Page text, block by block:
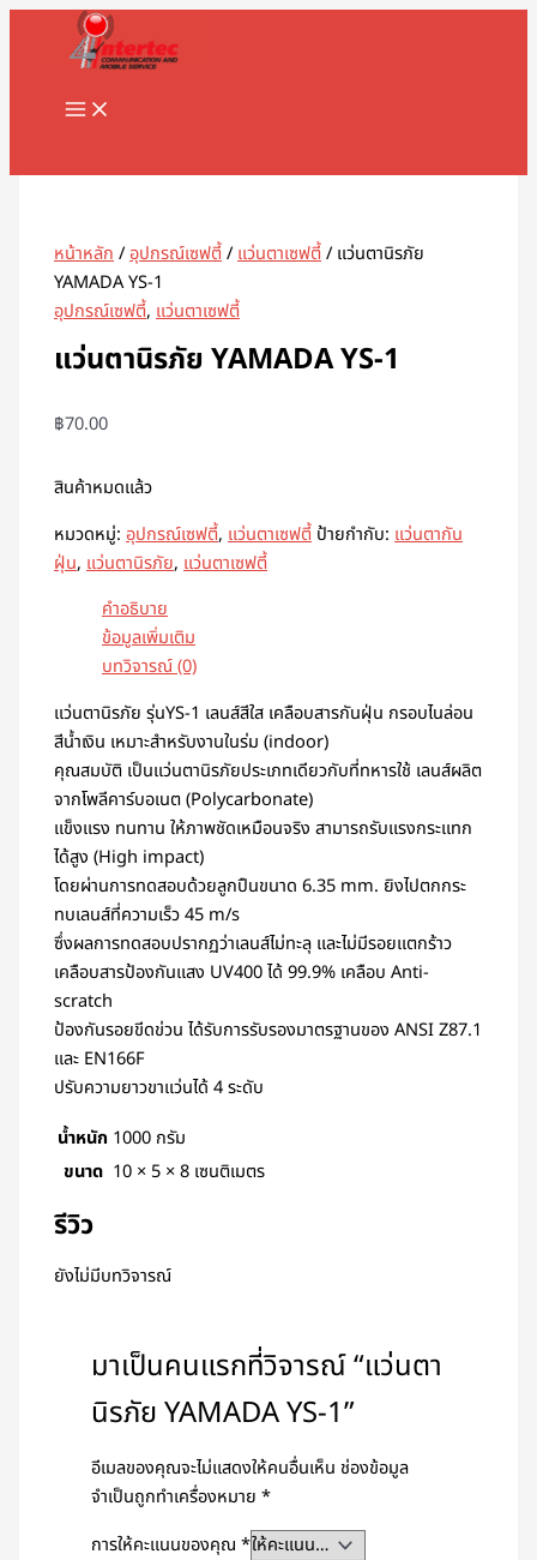
Skip
MAIN
MENU
หน้าหลัก/อุปกรณ์เซฟตี้/แว่นตาเซฟตี้/ แว่นตานิรภัย
YAMADA YS-1
อุปกรณ์เซฟตี้,แว่นตาเซฟตี้
แว่นตานิรภัย YAMADA YS-1
฿70.00
สินค้าหมดแล้ว
หมวดหมู่:อุปกรณ์เซฟตี้,แว่นตาเซฟตี้ ป้ายกำกับ:แว่นตากัน
ฝุ่น,แว่นตานิรภัย,แว่นตาเซฟตี้
คำอธิบาย
ข้อมูลเพิ่มเติม
บทวิจารณ์ (0)
แว่นตานิรภัย รุ่นYS-1 เลนส์สีใส เคลือบสารกันฝุ่น กรอบไนล่อน
สีน้ำเงิน เหมาะสำหรับงานในร่ม (indoor)
คุณสมบัติ เป็นแว่นตานิรภัยประเภทเดียวกับที่ทหารใช้ เลนส์ผลิต
จากโพลีคาร์บอเนต (Polycarbonate)
แข็งแรง ทนทาน ให้ภาพชัดเหมือนจริง สามารถรับแรงกระแทก
ได้สูง (High impact)
โดยผ่านการทดสอบด้วยลูกปืนขนาด 6.35 mm. ยิงไปตกกระ
ทบเลนส์ที่ความเร็ว 45 m/s
ซึ่งผลการทดสอบปรากฏว่าเลนส์ไม่ทะลุ และไม่มีรอยแตกร้าว
เคลือบสารป้องกันแสง UV400 ได้ 99.9% เคลือบ Anti-
scratch
ป้องกันรอยขีดข่วน ได้รับการรับรองมาตรฐานของ ANSI Z87.1
และ EN166F
ปรับความยาวขาแว่นได้ 4 ระดับ
น้ำหนัก 1000 กรัม
ขนาด 10 × 5 × 8 เซนติเมตร
รีวิว
ยังไม่มีบทวิจารณ์
มาเป็นคนแรกที่วิจารณ์ “แว่นตา
นิรภัย YAMADA YS-1”
อีเมลของคุณจะไม่แสดงให้คนอื่นเห็น ช่องข้อมูล
จำเป็นถูกทำเครื่องหมาย*
การให้คะแนนของคุณ*